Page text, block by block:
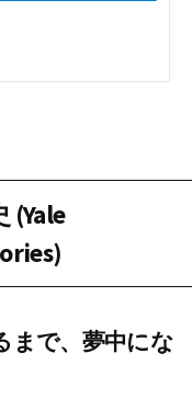
(Yale
まで、夢中にな